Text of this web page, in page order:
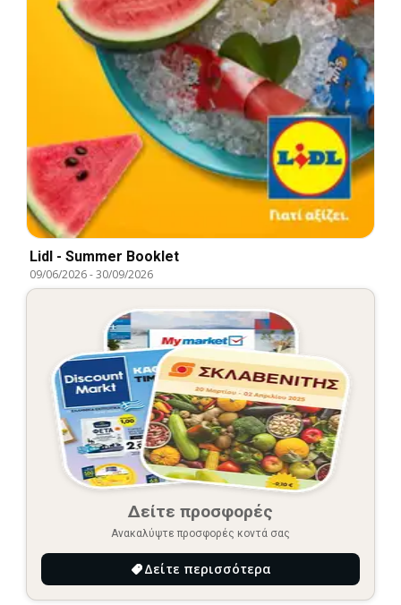
Lidl - Summer Booklet
09/06/2026-30/09/2026
Δείτε προσφορές
Ανακαλύψτε προσφορές κοντά σας
Δείτε περισσότερα